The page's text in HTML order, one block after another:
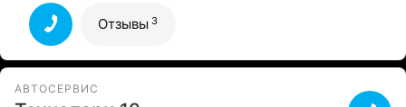
своё дело, умеют работать с нестандартной техникой.
Всегда готовы выехать на место поломки.
Рекомендую!
Отзывы 3
АВТОСЕРВИС